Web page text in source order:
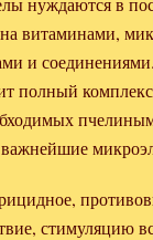
витаминами,
и
полный
стимуляцию